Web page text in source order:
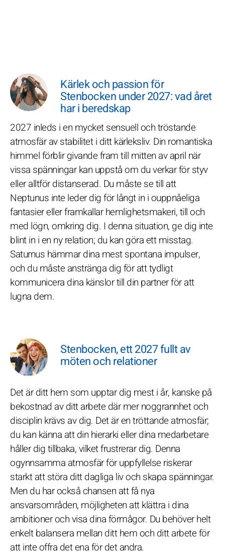
Kärlek och passion för
Stenbocken under 2027: vad året
har i beredskap
2027 inleds i en mycket sensuell och tröstande
atmosfär av stabilitet i ditt kärleksliv. Din romantiska
himmel förblir givande fram till mitten av april när
vissa spänningar kan uppstå om du verkar för styv
eller alltför distanserad. Du måste se till att
Neptunus inte leder dig för långt in i ouppnåeliga
fantasier eller framkallar hemlighetsmakeri, till och
med lögn, omkring dig. I denna situation, ge dig inte
blint in i en ny relation; du kan göra ett misstag.
Saturnus hämmar dina mest spontana impulser,
och du måste anstränga dig för att tydligt
kommunicera dina känslor till din partner för att
lugna dem.
Stenbocken, ett 2027 fullt av
möten och relationer
Det är ditt hem som upptar dig mest i år, kanske på
bekostnad av ditt arbete där mer noggrannhet och
disciplin krävs av dig. Det är en tröttande atmosfär;
du kan känna att din hierarki eller dina medarbetare
håller dig tillbaka, vilket frustrerar dig. Denna
ogynnsamma atmosfär för uppfyllelse riskerar
starkt att störa ditt dagliga liv och skapa spänningar.
Men du har också chansen att få nya
ansvarsområden, möjligheten att klättra i dina
ambitioner och visa dina förmågor. Du behöver helt
enkelt balansera mellan ditt hem och ditt arbete för
att inte offra det ena för det andra.